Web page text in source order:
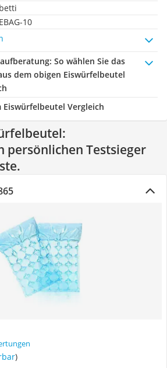
10
: So wählen Sie das
dem obigen Eiswürfelbeutel
Eiswürfelbeutel Vergleich
persönlichen Testsieger
)